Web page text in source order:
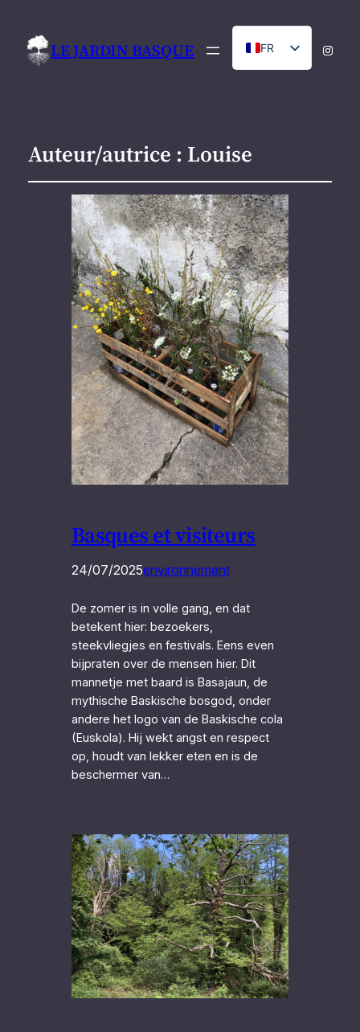
LE JARDIN BASQUE
FR
NL
Auteur/autrice : Louise
Basques et visiteurs
24/07/2025environnement
De zomer is in volle gang, en dat
betekent hier: bezoekers,
steekvliegjes en festivals. Eens even
bijpraten over de mensen hier. Dit
mannetje met baard is Basajaun, de
mythische Baskische bosgod, onder
andere het logo van de Baskische cola
(Euskola). Hij wekt angst en respect
op, houdt van lekker eten en is de
beschermer van…